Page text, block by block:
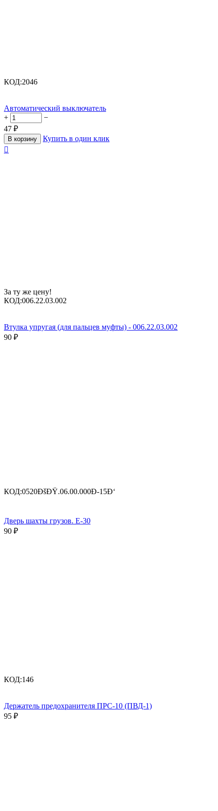
КОД:2046
Автоматический выключатель
+
−
47 ₽
В корзину
Купить в один клик

За ту же цену!
КОД:006.22.03.002
Втулка упругая (для пальцев муфты) - 006.22.03.002
90 ₽
КОД:0520ÐšÐŸ.06.00.000Ð-15Ð‘
Дверь шахты грузов. Е-30
90 ₽
КОД:146
Держатель предохранителя ПРС-10 (ПВД-1)
95 ₽